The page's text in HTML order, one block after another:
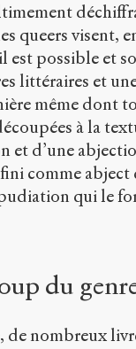
queers visent,
est possible et
littéraires et
même dont
à la
et d’une
comme abject
qui le
du
de nombreux